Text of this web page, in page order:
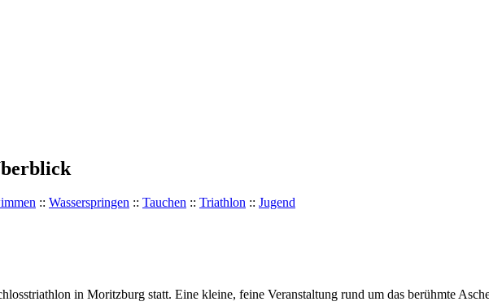
:: Wasserspringen :: Tauchen :: Triathlon :: Jugend
in Moritzburg statt. Eine kleine, feine Veranstaltung rund um das berühmte